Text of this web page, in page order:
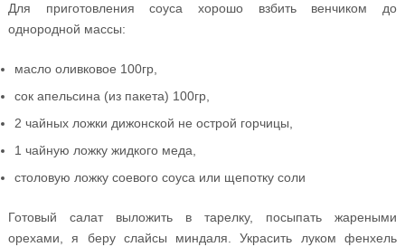
Для приготовления соуса хорошо взбить венчиком до
однородной массы:
масло оливковое 100гр,
сок апельсина (из пакета) 100гр,
2 чайных ложки дижонской не острой горчицы,
1 чайную ложку жидкого меда,
столовую ложку соевого соуса или щепотку соли
Готовый салат выложить в тарелку, посыпать жареными
орехами, я беру слайсы миндаля. Украсить луком фенхель